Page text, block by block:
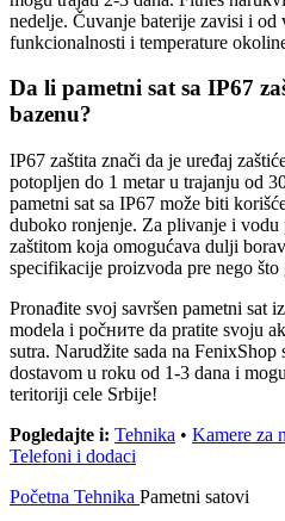
nedelje. Čuvanje baterije zavisi i od
funkcionalnosti i temperature
Da li pametni sat sa IP67
bazenu?
IP67 zaštita znači da je uređaj
potopljen do 1 metar u trajanju od
pametni sat sa IP67 može biti
duboko ronjenje. Za plivanje i vodu
zaštitom koja omogućava dulji
specifikacije proizvoda pre nego što
Pronađite svoj savršen pametni sat
modela i počните da pratite svoju
sutra. Narudžite sada na
dostavom u roku od 1-3 dana i
teritoriji cele Srbije!
Pogledajte i: Tehnika • Kamere za
Telefoni i dodaci
Početna Tehnika Pametni satovi